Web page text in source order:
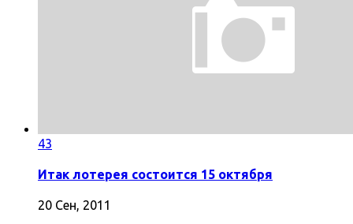
43
Итак лотерея состоится 15 октября
20 Сен, 2011